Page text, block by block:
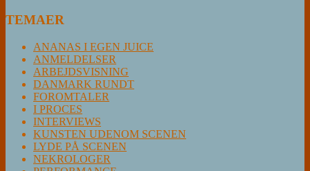
TEMAER
ANANAS I EGEN JUICE
ANMELDELSER
ARBEJDSVISNING
DANMARK RUNDT
FOROMTALER
I PROCES
INTERVIEWS
KUNSTEN UDENOM SCENEN
LYDE PÅ SCENEN
NEKROLOGER